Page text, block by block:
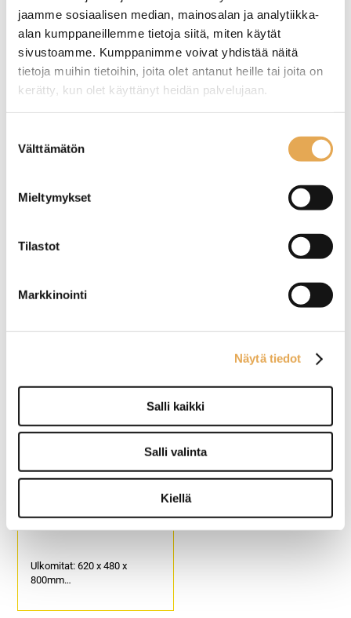
jaamme sosiaalisen median, mainosalan ja analytiikka-
alan kumppaneillemme tietoja siitä, miten käytät
sivustoamme. Kumppanimme voivat yhdistää näitä
tietoja muihin tietoihin, joita olet antanut heille tai joita on
kerätty, kun olet käyttänyt heidän palvelujaan.
valinta
Välttämätön
Mieltymykset
Tilastot
Markkinointi
Näytä tiedot
Salli kaikki
Salli valinta
Kiellä
Tämäkin laite sopivasti
rahoituksella
TUTUSTU ›
litraa
Slushkone CAB 2 x 10
litraa
Ulkomitat: 620 x 480 x
800mm